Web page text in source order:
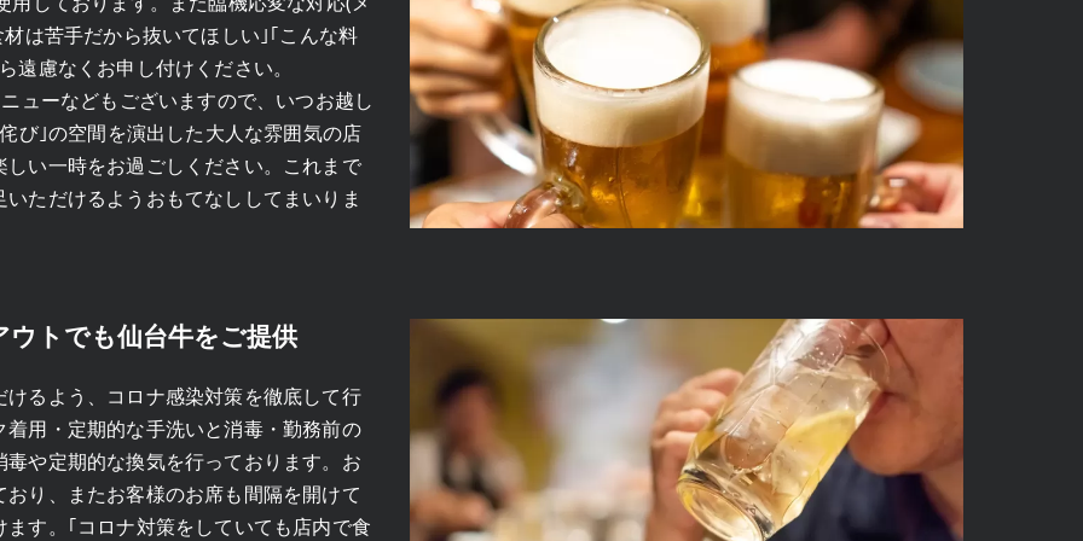
は苦手だから抜いてほしい｣｢こんな料
遠慮なくお申し付けください。
ューなどもございますので、いつお越し
び｣の空間を演出した大人な雰囲気の店
い一時をお過ごしください。これまで
ただけるようおもてなししてまいりま
トでも仙台牛をご提供
るよう、コロナ感染対策を徹底して行
用・定期的な手洗いと消毒・勤務前の
や定期的な換気を行っております。お
り、またお客様のお席も間隔を開けて
す。｢コロナ対策をしていても店内で食